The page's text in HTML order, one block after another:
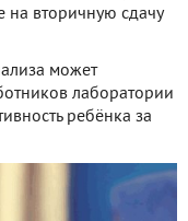
на вторичную сдачу
может
лаборатории
ребёнка за